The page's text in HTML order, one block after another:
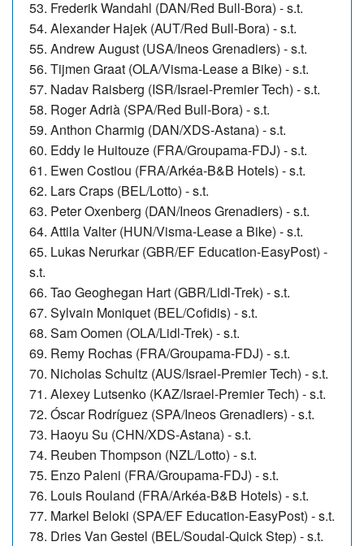
53. Frederik Wandahl (DAN/Red Bull-Bora) - s.t.
54. Alexander Hajek (AUT/Red Bull-Bora) - s.t.
55. Andrew August (USA/Ineos Grenadiers) - s.t.
56. Tijmen Graat (OLA/Visma-Lease a Bike) - s.t.
57. Nadav Raisberg (ISR/Israel-Premier Tech) - s.t.
58. Roger Adrià (SPA/Red Bull-Bora) - s.t.
59. Anthon Charmig (DAN/XDS-Astana) - s.t.
60. Eddy le Huitouze (FRA/Groupama-FDJ) - s.t.
61. Ewen Costiou (FRA/Arkéa-B&B Hotels) - s.t.
62. Lars Craps (BEL/Lotto) - s.t.
63. Peter Oxenberg (DAN/Ineos Grenadiers) - s.t.
64. Attila Valter (HUN/Visma-Lease a Bike) - s.t.
65. Lukas Nerurkar (GBR/EF Education-EasyPost) -
s.t.
66. Tao Geoghegan Hart (GBR/Lidl-Trek) - s.t.
67. Sylvain Moniquet (BEL/Cofidis) - s.t.
68. Sam Oomen (OLA/Lidl-Trek) - s.t.
69. Remy Rochas (FRA/Groupama-FDJ) - s.t.
70. Nicholas Schultz (AUS/Israel-Premier Tech) - s.t.
71. Alexey Lutsenko (KAZ/Israel-Premier Tech) - s.t.
72. Óscar Rodríguez (SPA/Ineos Grenadiers) - s.t.
73. Haoyu Su (CHN/XDS-Astana) - s.t.
74. Reuben Thompson (NZL/Lotto) - s.t.
75. Enzo Paleni (FRA/Groupama-FDJ) - s.t.
76. Louis Rouland (FRA/Arkéa-B&B Hotels) - s.t.
77. Markel Beloki (SPA/EF Education-EasyPost) - s.t.
78. Dries Van Gestel (BEL/Soudal-Quick Step) - s.t.